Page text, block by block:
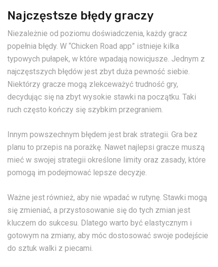
Najczęstsze błędy graczy
Niezależnie od poziomu doświadczenia, każdy gracz
popełnia błędy. W “Chicken Road app” istnieje kilka
typowych pułapek, w które wpadają nowicjusze. Jednym z
najczęstszych błędów jest zbyt duża pewność siebie.
Niektórzy gracze mogą zlekceważyć trudność gry,
decydując się na zbyt wysokie stawki na początku. Taki
ruch często kończy się szybkim przegraniem.
Innym powszechnym błędem jest brak strategii. Gra bez
planu to przepis na porażkę. Nawet najlepsi gracze muszą
mieć w swojej strategii określone limity oraz zasady, które
pomogą im podejmować lepsze decyzje.
Ważne jest również, aby nie wpadać w rutynę. Stawki mogą
się zmieniać, a przystosowanie się do tych zmian jest
kluczem do sukcesu. Dlatego warto być elastycznym i
gotowym na zmiany, aby móc dostosować swoje podejście
do sztuk walki z piecami.